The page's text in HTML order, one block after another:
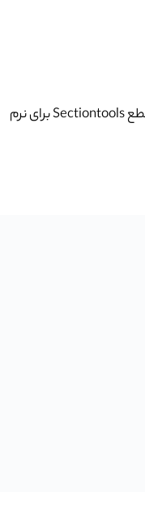
دانلود رایگان پلاگین مقطع Sectiontools برای نرم